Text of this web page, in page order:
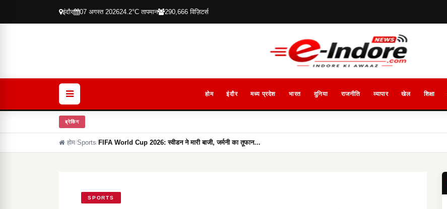
इंदौर 07 अगस्त 202624.2°C तापमान 290,666 विज़िटर्स
होम इंदौर मध्य प्रदेश भारत दुनिया राजनीति व्यापार खेल शिक्षा
ब्रेकिंग
होम/Sports/ FIFA World Cup 2026: स्वीडन ने मारी बाजी, जर्मनी का तूफान…
SPORTS